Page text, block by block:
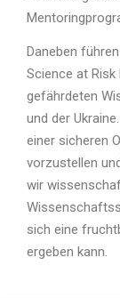
Daneben
Science at
gefährdeten
und der
einer sicheren
vorzustellen
wir
sich eine
ergeben kann.